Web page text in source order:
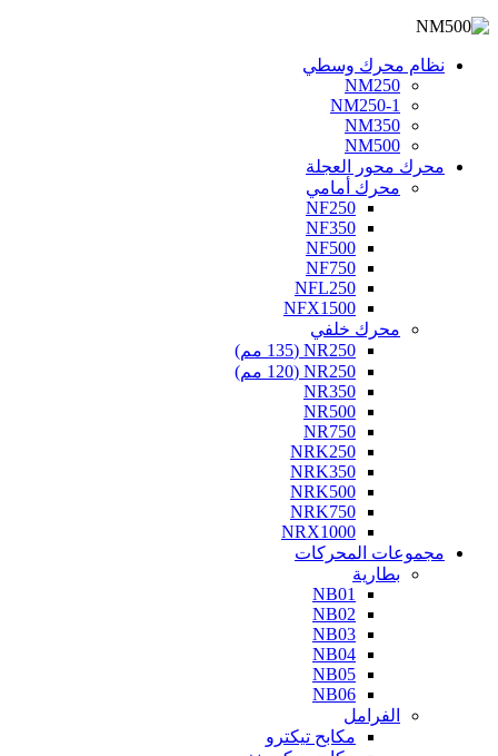
نظام محرك وسطي
NM250
NM250-1
NM350
NM500
محرك محور العجلة
محرك أمامي
NF250
NF350
NF500
NF750
NFL250
NFX1500
محرك خلفي
NR250 (135 مم)
NR250 (120 مم)
NR350
NR500
NR750
NRK250
NRK350
NRK500
NRK750
NRX1000
مجموعات المحركات
بطارية
NB01
NB02
NB03
NB04
NB05
NB06
الفرامل
مكابح تيكترو